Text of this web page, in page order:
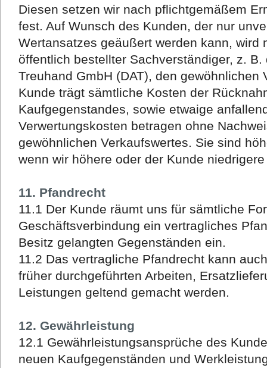
Diesen setzen wir nach pflichtgemäßem
fest. Auf Wunsch des Kunden, der nur
Wertansatzes geäußert werden kann, wird
öffentlich bestellter Sachverständiger, z.
Treuhand GmbH (DAT), den gewöhnlichen
Kunde trägt sämtliche Kosten der
Kaufgegenstandes, sowie etwaige
Verwertungskosten betragen ohne
gewöhnlichen Verkaufswertes. Sie sind
wenn wir höhere oder der Kunde
11. Pfandrecht
11.1 Der Kunde räumt uns für sämtliche
Geschäftsverbindung ein vertragliches
Besitz gelangten Gegenständen ein.
11.2 Das vertragliche Pfandrecht kann
früher durchgeführten Arbeiten,
Leistungen geltend gemacht werden.
12. Gewährleistung
12.1 Gewährleistungsansprüche des
neuen Kaufgegenständen und